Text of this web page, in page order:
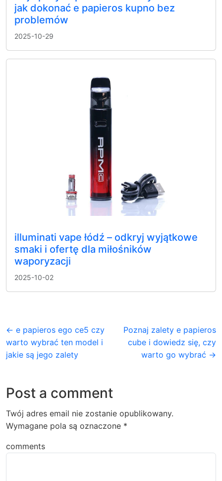
jak dokonać e papieros kupno bez
problemów
2025-10-29
illuminati vape łódź – odkryj wyjątkowe
smaki i ofertę dla miłośników
waporyzacji
2025-10-02
← e papieros ego ce5 czy
warto wybrać ten model i
jakie są jego zalety
Poznaj zalety e papieros
cube i dowiedz się, czy
warto go wybrać →
Post a comment
Twój adres email nie zostanie opublikowany.
Wymagane pola są oznaczone *
comments